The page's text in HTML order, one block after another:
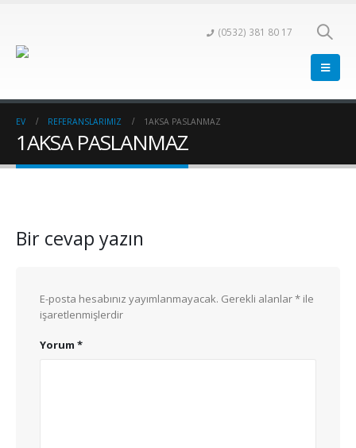
(0532) 381 80 17
EV REFERANSLARIMIZ 1AKSA PASLANMAZ
1AKSA PASLANMAZ
Bir cevap yazın
E-posta hesabınız yayımlanmayacak. Gerekli alanlar* ile
işaretlenmişlerdir
Yorum *